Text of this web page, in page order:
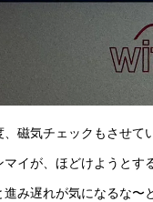
磁気チェックもさせて
イが、ほどけようと
み遅れが気になるな